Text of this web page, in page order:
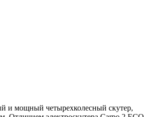
и мощный четырехколесный скутер,